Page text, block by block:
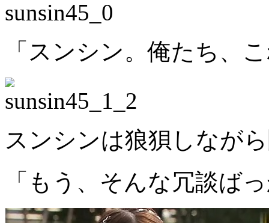
「スンシン。俺たち、
スンシンは狼狽しなが
「もう、そんな冗談ば